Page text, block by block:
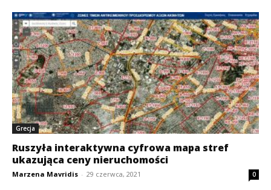
Grecja
Ruszyła interaktywna cyfrowa mapa stref
ukazująca ceny nieruchomości
Marzena Mavridis - 29 czerwca, 2021 0